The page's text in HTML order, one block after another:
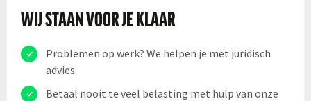
WIJ STAAN VOOR JE KLAAR
Problemen op werk? We helpen je met juridisch
advies.
Betaal nooit te veel belasting met hulp van onze